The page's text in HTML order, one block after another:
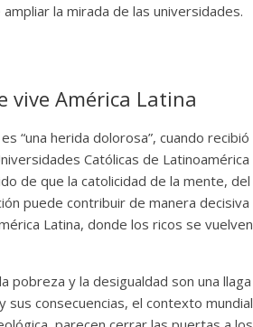
la mirada de las universidades.
vive América Latina
“una herida dolorosa”, cuando recibió
Católicas de Latinoamérica
de que la catolicidad de la mente, del
puede contribuir de manera decisiva
Latina, donde los ricos se vuelven
pobreza y la desigualdad son una llaga
sus consecuencias, el contexto mundial